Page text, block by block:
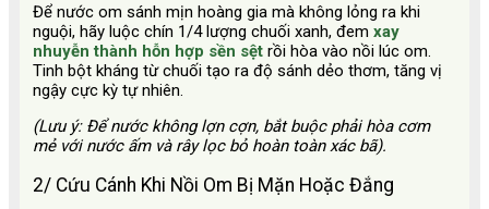
Để nước om sánh mịn hoàng gia mà không lỏng ra khi
nguội, hãy luộc chín 1/4 lượng chuối xanh, đem xay
nhuyễn thành hỗn hợp sền sệt rồi hòa vào nồi lúc om.
Tinh bột kháng từ chuối tạo ra độ sánh dẻo thơm, tăng vị
ngậy cực kỳ tự nhiên.
(Lưu ý: Để nước không lợn cợn, bắt buộc phải hòa cơm
mẻ với nước ấm và rây lọc bỏ hoàn toàn xác bã).
2/ Cứu Cánh Khi Nồi Om Bị Mặn Hoặc Đắng